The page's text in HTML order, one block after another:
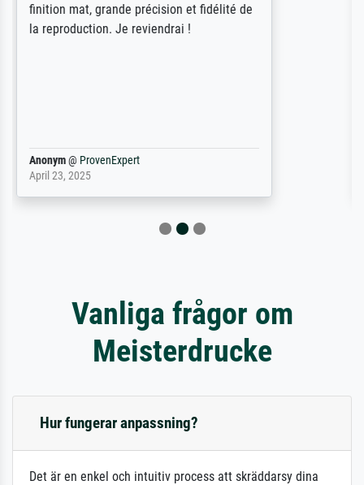
scrollen is echter onbegonnen werk (na
stoppen begint het weer van voor af aan).
philip@ProvenExpert
September 23, 2025
Vanliga frågor om
Meisterdrucke
Hur fungerar anpassning?
Det är en enkel och intuitiv process att skräddarsy dina